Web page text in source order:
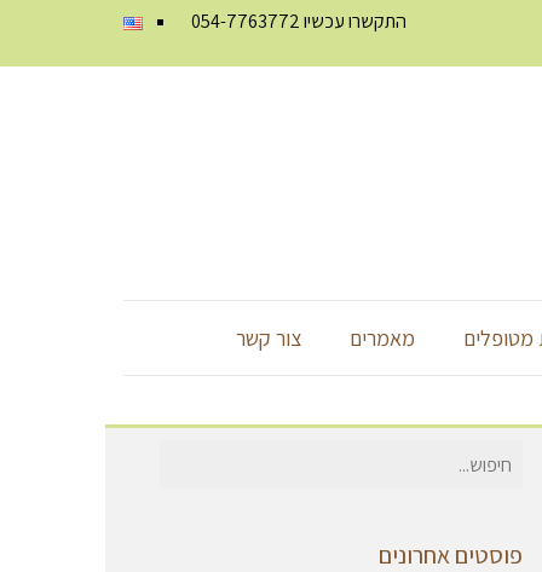
התקשרו עכשיו054-7763772
מטופלים מאמרים צור קשר
חיפוש
פוסטים אחרונים